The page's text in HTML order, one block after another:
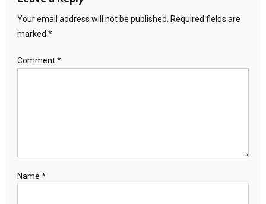
Your email address will not be published.
Required fields are
marked *
Comment*
Name *